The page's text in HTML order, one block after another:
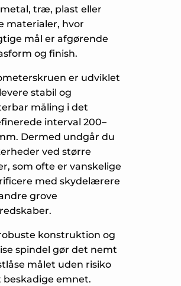
træ, plast eller
materialer, hvor
mål er afgørende
og finish.
er udviklet
stabil og
måling i det
interval 200–
Dermed undgår du
ved større
som ofte er vanskelige
med skydelærere
grove
konstruktion og
spindel gør det nemt
målet uden risiko
beskadige emnet.